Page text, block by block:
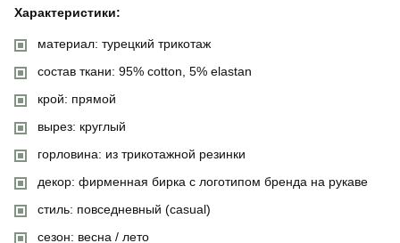
Характеристики:
материал: турецкий трикотаж
состав ткани: 95% cotton, 5% elastan
крой: прямой
вырез: круглый
горловина: из трикотажной резинки
декор: фирменная бирка с логотипом бренда на рукаве
стиль: повседневный (casual)
сезон: весна / лето